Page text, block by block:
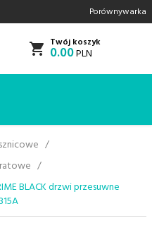
Porównywarka
Twój koszyk
0.00PLN
BLACK drzwi przesuwne